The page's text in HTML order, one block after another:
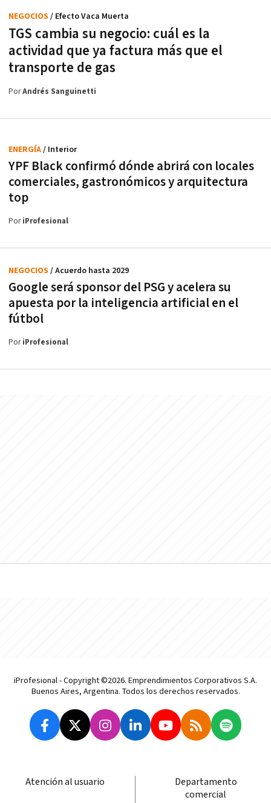
TGS cambia su negocio: cuál es la
actividad que ya factura más que el
transporte de gas
NEGOCIOS / Efecto Vaca Muerta
PorAndrés Sanguinetti
YPF Black confirmó dónde abrirá con locales
comerciales, gastronómicos y arquitectura
top
ENERGÍA/ Interior
PoriProfesional
Google será sponsor del PSG y acelera su
apuesta por la inteligencia artificial en el
fútbol
NEGOCIOS / Acuerdo hasta 2029
PoriProfesional
iProfesional - Copyright ©2026. Emprendimientos Corporativos S.A.
Buenos Aires, Argentina. Todos los derechos reservados.
Atención al usuario
Departamento
comercial